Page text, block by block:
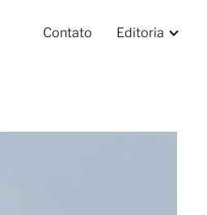
Contato Editoria